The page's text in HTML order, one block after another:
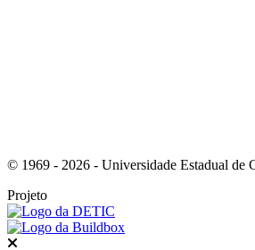
© 1969 - 2026 - Universidade Estadual de
Projeto